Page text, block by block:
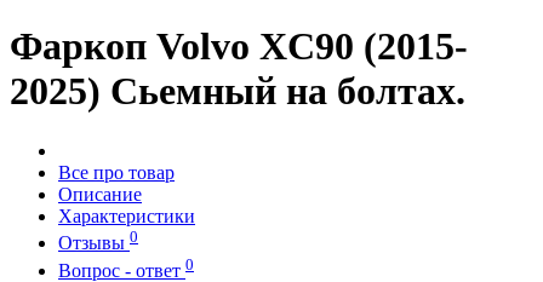
Фаркоп Volvo XC90 (2015-
2025) Сьемный на болтах.
Все про товар
Описание
Характеристики
Отзывы 0
Вопрос - ответ 0